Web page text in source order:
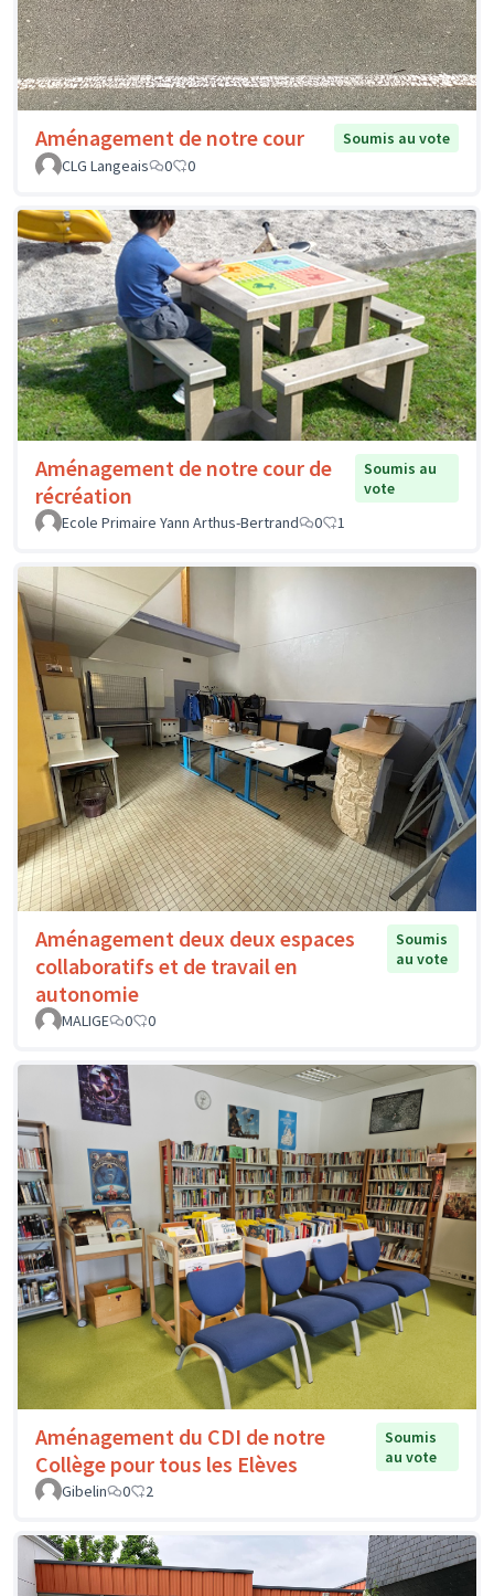
Aménagement de notre cour
Soumis au vote
CLG Langeais
0 0
Aménagement de notre cour de
récréation
Soumis au
vote
Ecole Primaire Yann Arthus-Bertrand
0 1
Aménagement deux deux espaces
collaboratifs et de travail en
autonomie
Soumis
au vote
MALIGE 0 0
Aménagement du CDI de notre
Collège pour tous les Elèves
Soumis
au vote
Gibelin
0 2